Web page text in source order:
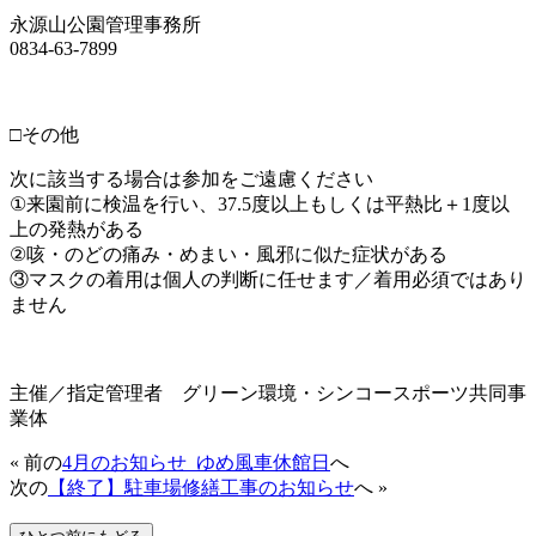
永源山公園管理事務所
0834-63-7899
□その他
次に該当する場合は参加をご遠慮ください
①来園前に検温を行い、37.5度以上もしくは平熱比＋1度以
上の発熱がある
②咳・のどの痛み・めまい・風邪に似た症状がある
③マスクの着用は個人の判断に任せます／着用必須ではあり
ません
主催／指定管理者 グリーン環境・シンコースポーツ共同事
業体
« 前の4月のお知らせ_ゆめ風車休館日 へ
次の 【終了】駐車場修繕工事のお知らせへ »